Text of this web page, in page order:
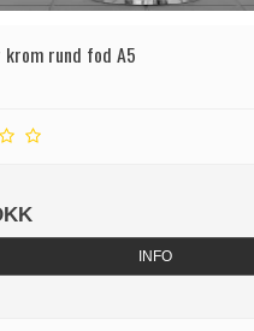
krom rund fod A5
INFO